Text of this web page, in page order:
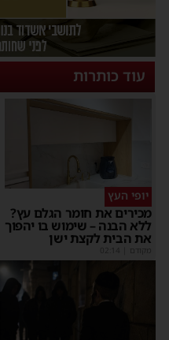
עוד כותרות
יופי העץ
מכירים את חומר הגלם עץ?
ללא הבנה – שימוש בו יהפוך
את הבית לקצת ישן
מקודם